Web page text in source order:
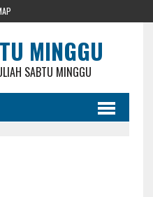
MINGGU
SABTU MINGGU